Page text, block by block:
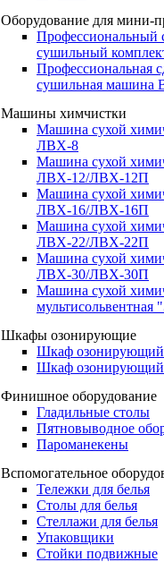
Оборудование для мини-
Профессиональный
сушильный
Профессиональная
сушильная машина
Машины химчистки
Машина сухой
ЛВХ-8
Машина сухой
ЛВХ-12/ЛВХ-12П
Машина сухой
ЛВХ-16/ЛВХ-16П
Машина сухой
ЛВХ-22/ЛВХ-22П
Машина сухой
ЛВХ-30/ЛВХ-30П
Машина сухой
мультисольвентная
Шкафы озонирующие
Шкаф
Шкаф
Финишное оборудование
Гладильные столы
Пятновыводное
Пароманекены
Вспомогательное
Тележки для белья
Столы для белья
Стеллажи для белья
Упаковщики
Стойки подвижные